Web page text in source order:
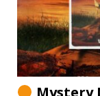
Mystery